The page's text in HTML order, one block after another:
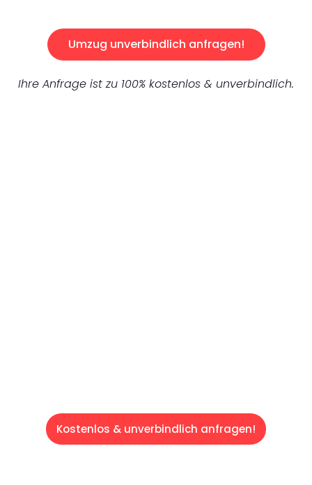
Umzug unverbindlich anfragen!
Ihre Anfrage ist zu 100% kostenlos & unverbindlich.
Kostenlos & unverbindlich anfragen!